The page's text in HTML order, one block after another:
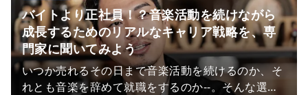
バイトより正社員！？音楽活動を続けながら
成長するためのリアルなキャリア戦略を、専
門家に聞いてみよう
いつか売れるその日まで音楽活動を続けるのか、そ
れとも音楽を辞めて就職をするのか--。そんな選択